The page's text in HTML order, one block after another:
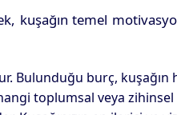
temel
Bulunduğu burç,
toplumsal veya zihinsel